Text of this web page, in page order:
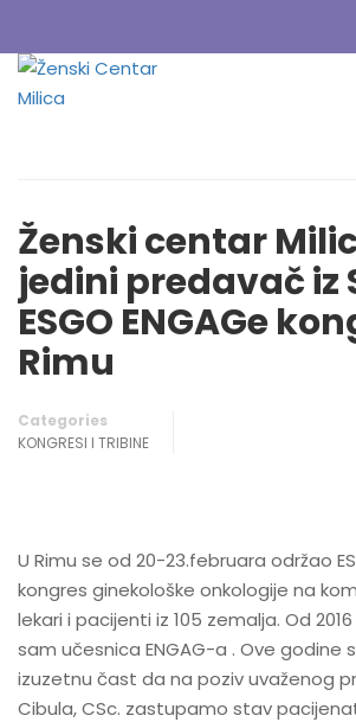
Home
Ženski centar Milica kao jedini predavač iz
Ženski centar
jedini predavač iz
ESGO ENGAGe
Rimu
Categories
KONGRESI I TRIBINE
U Rimu se od 20-23.februara održao
kongres ginekološke onkologije na
lekari i pacijenti iz 105 zemalja. Od
sam učesnica ENGAG-a . Ove godine
izuzetnu čast da na poziv uvaženog
Cibula, CSc. zastupamo stav